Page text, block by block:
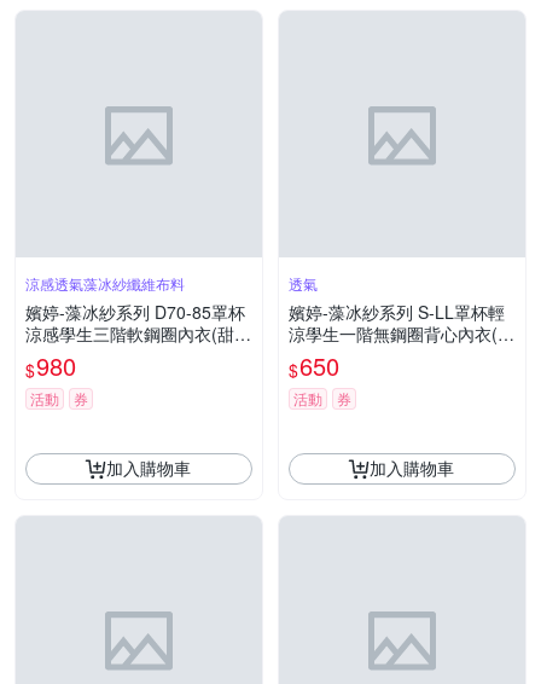
涼感透氣藻冰紗纖維布料
嬪婷-藻冰紗系列 D70-85罩杯
涼感學生三階軟鋼圈內衣(甜心
紫)BB2401L6
$980
活動 券
加入購物車
透氣
嬪婷-藻冰紗系列 S-LL罩杯輕
涼學生一階無鋼圈背心內衣(天
空藍)BB1101D3
$650
活動 券
加入購物車